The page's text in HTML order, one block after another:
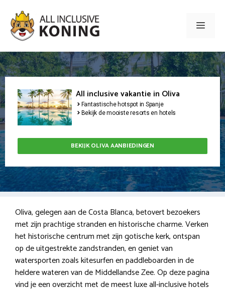
naar
inhoud
Menu
All inclusive vakantie in Oliva
Fantastische hotspot in Spanje
Bekijk de mooiste resorts en hotels
BEKIJK OLIVA AANBIEDINGEN
Oliva, gelegen aan de Costa Blanca, betovert bezoekers
met zijn prachtige stranden en historische charme. Verken
het historische centrum met zijn gotische kerk, ontspan
op de uitgestrekte zandstranden, en geniet van
watersporten zoals kitesurfen en paddleboarden in de
heldere wateren van de Middellandse Zee. Op deze pagina
vind je een overzicht met de meest luxe all-inclusive hotels